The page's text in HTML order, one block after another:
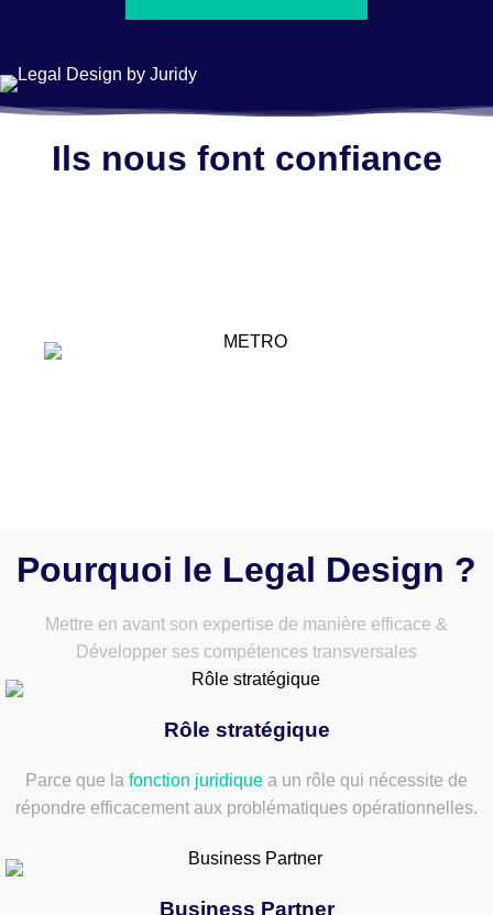
Ils nous font confiance
Pourquoi le Legal Design ?
Mettre en avant son expertise de manière efficace &
Développer ses compétences transversales
Rôle stratégique
Parce que la fonction juridique a un rôle qui nécessite de
répondre efficacement aux problématiques opérationnelles.
Business Partner